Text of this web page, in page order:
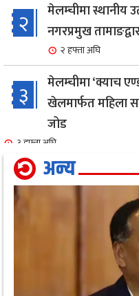
२
मेलम्चीमा स्थानीय
नगरप्रमुख
२ हफ्ता अघि
३
मेलम्चीमा ‘क्याच
खेलमार्फत महिला
जोड
३ हफ्ता अघि
४
एक सफल बाइक
दमदार
गृहमन्त्री गुरुङ
निरीक्षण कार्य सम्पन्न
१ महिना अघि
अन्य